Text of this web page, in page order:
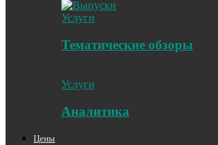
Услуги
Тематические обзоры
Услуги
Аналитика
Цены